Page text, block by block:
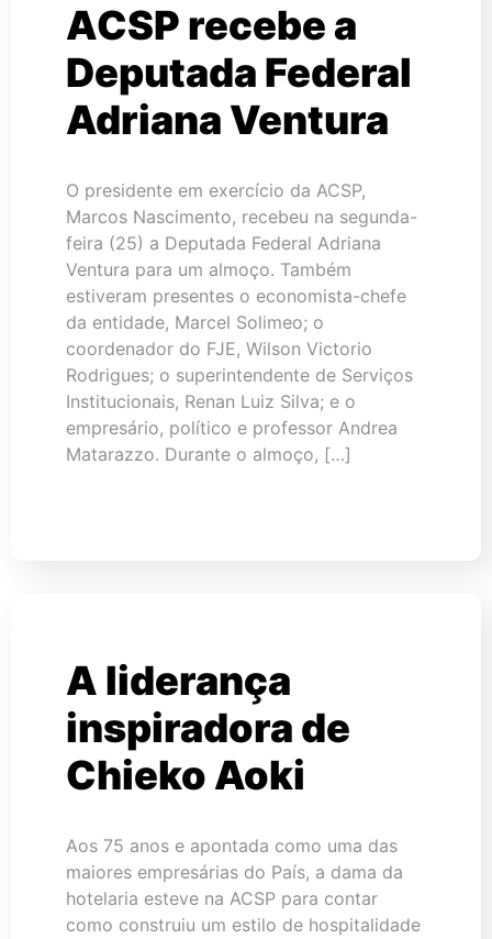
ACSP recebe a
Deputada Federal
Adriana Ventura
O presidente em exercício da ACSP,
Marcos Nascimento, recebeu na segunda-
feira (25) a Deputada Federal Adriana
Ventura para um almoço. Também
estiveram presentes o economista-chefe
da entidade, Marcel Solimeo; o
coordenador do FJE, Wilson Victorio
Rodrigues; o superintendente de Serviços
Institucionais, Renan Luiz Silva; e o
empresário, político e professor Andrea
Matarazzo. Durante o almoço, […]
A liderança
inspiradora de
Chieko Aoki
Aos 75 anos e apontada como uma das
maiores empresárias do País, a dama da
hotelaria esteve na ACSP para contar
como construiu um estilo de hospitalidade